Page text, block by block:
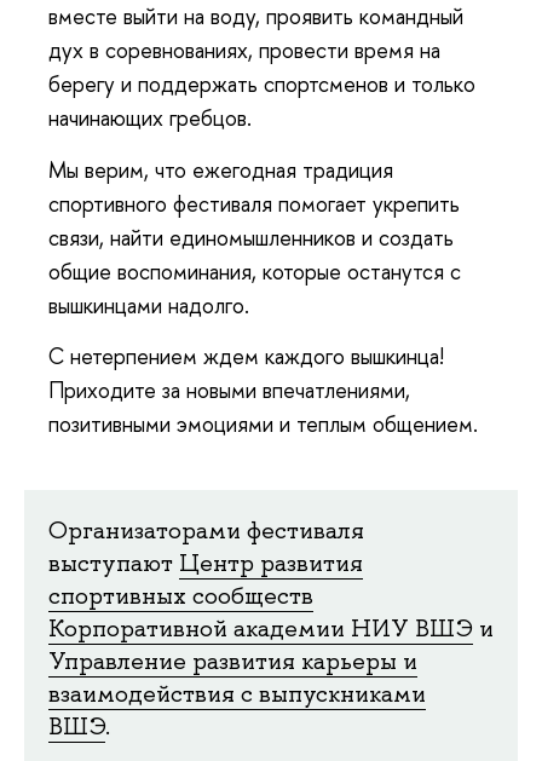
вместе выйти на воду, проявить командный
дух в соревнованиях, провести время на
берегу и поддержать спортсменов и только
начинающих гребцов.
Мы верим, что ежегодная традиция
спортивного фестиваля помогает укрепить
связи, найти единомышленников и создать
общие воспоминания, которые останутся с
вышкинцами надолго.
С нетерпением ждем каждого вышкинца!
Приходите за новыми впечатлениями,
позитивными эмоциями и теплым общением.
Организаторами фестиваля
выступают Центр развития
спортивных сообществ
Корпоративной академии НИУ ВШЭ и
Управление развития карьеры и
взаимодействия с выпускниками
ВШЭ.